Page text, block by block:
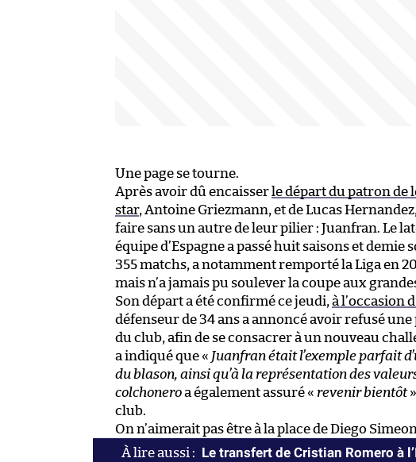
Une page se tourne.
Après avoir dû encaisser le départ du patron de
star, Antoine Griezmann, et de Lucas
faire sans un autre de leur pilier : Juanfran. Le
équipe d’Espagne a passé huit saisons et demie
355 matchs, a notamment remporté la Liga en
mais n’a jamais pu soulever la coupe aux
Son départ a été confirmé ce jeudi, à l’occasion
défenseur de 34 ans a annoncé avoir refusé
du club, afin de se consacrer à un nouveau
a indiqué que « Juanfran était l’exemple parfait
du blason, ainsi qu’à la représentation des
colchoneroa également assuré « revenir bientôt
club.
On n’aimerait pas être à la place de Diego
Le transfert de Cristian Romero à